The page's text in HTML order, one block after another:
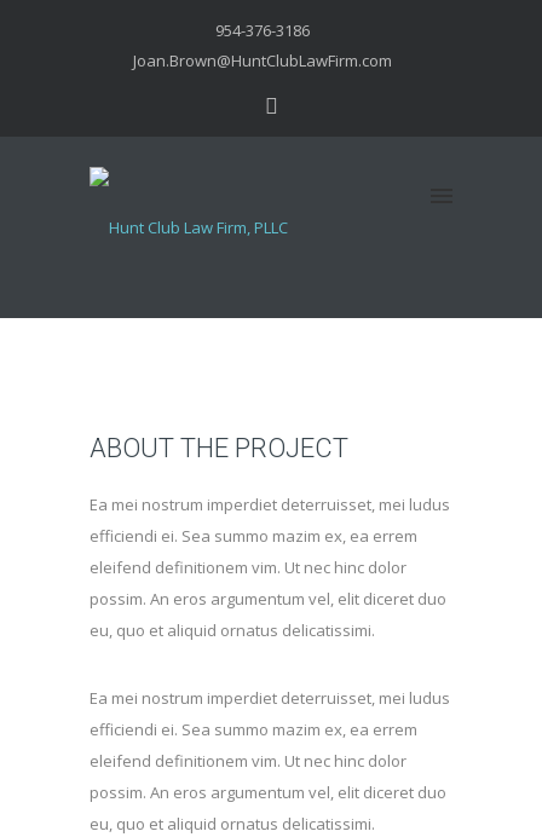
954-376-3186
Joan.Brown@HuntClubLawFirm.com
ABOUT THE PROJECT
Ea mei nostrum imperdiet deterruisset, mei ludus
efficiendi ei. Sea summo mazim ex, ea errem
eleifend definitionem vim. Ut nec hinc dolor
possim. An eros argumentum vel, elit diceret duo
eu, quo et aliquid ornatus delicatissimi.
Ea mei nostrum imperdiet deterruisset, mei ludus
efficiendi ei. Sea summo mazim ex, ea errem
eleifend definitionem vim. Ut nec hinc dolor
possim. An eros argumentum vel, elit diceret duo
eu, quo et aliquid ornatus delicatissimi.